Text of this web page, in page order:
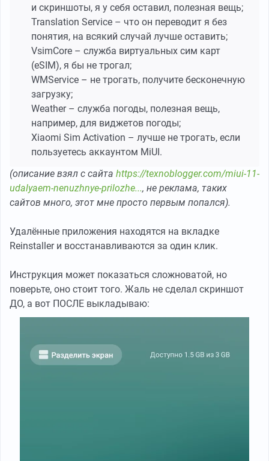
и скриншоты, я у себя оставил, полезная вещь;
Translation Service – что он переводит я без
понятия, на всякий случай лучше оставить;
VsimCore – служба виртуальных сим карт
(eSIM), я бы не трогал;
WMService – не трогать, получите бесконечную
загрузку;
Weather – служба погоды, полезная вещь,
например, для виджетов погоды;
Xiaomi Sim Activation – лучше не трогать, если
пользуетесь аккаунтом MiUI.
(описание взял с сайта https://texnoblogger.com/miui-11-
udalyaem-nenuzhnye-prilozhe..., не реклама, таких
сайтов много, этот мне просто первым попался).
Удалённые приложения находятся на вкладке
Reinstaller и восстанавливаются за один клик.
Инструкция может показаться сложноватой, но
поверьте, оно стоит того. Жаль не сделал скриншот
ДО, а вот ПОСЛЕ выкладываю: